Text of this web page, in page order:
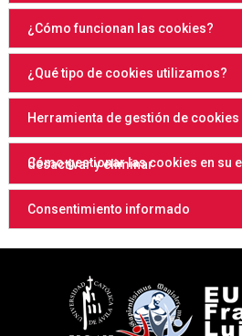
¿Cómo funcionan las cookies?
¿Qué tipo de cookies utilizamos?
Herramienta de gestión de cookies
Cómo gestionar las cookies en su equipo: desactivar y eliminar
Consentimiento informado